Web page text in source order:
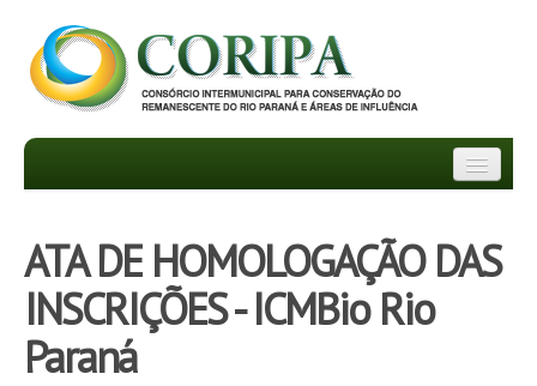
DEPARTAMENTOS
TRANSPARÊNCIA
INFORMATIVOS
ATA DE HOMOLOGAÇÃO DAS
INSCRIÇÕES - ICMBio Rio
Paraná